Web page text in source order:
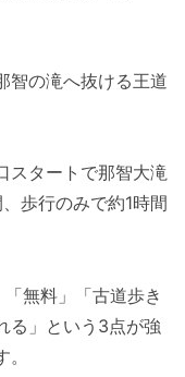
智の滝へ抜ける王道
スタートで那智大滝
歩行のみで約1時間
無料」「古道歩き
る」という3点が強